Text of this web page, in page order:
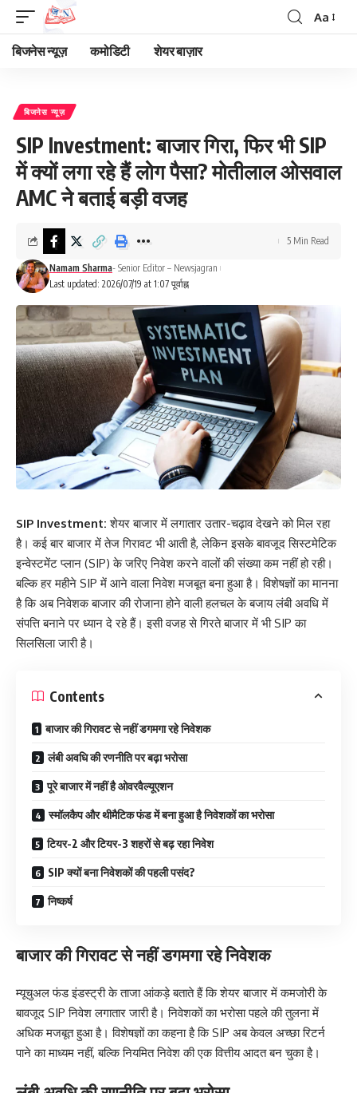
Font
Aa
बिजनेस न्यूज़ कमोडिटी शेयर बाज़ार
बिजनेस न्यूज़
SIP Investment: बाजार गिरा, फिर भी SIP
में क्यों लगा रहे हैं लोग पैसा? मोतीलाल ओसवाल
AMC ने बताई बड़ी वजह
Last updated: 2026/07/19 at 1:07 पूर्वाह्न
Namam Sharma- Senior Editor – Newsjagran
5 Min Read
SIP Investment: शेयर बाजार में लगातार उतार-चढ़ाव देखने को मिल रहा
है। कई बार बाजार में तेज गिरावट भी आती है, लेकिन इसके बावजूद सिस्टमेटिक
इन्वेस्टमेंट प्लान (SIP) के जरिए निवेश करने वालों की संख्या कम नहीं हो रही।
बल्कि हर महीने SIP में आने वाला निवेश मजबूत बना हुआ है। विशेषज्ञों का मानना
है कि अब निवेशक बाजार की रोजाना होने वाली हलचल के बजाय लंबी अवधि में
संपत्ति बनाने पर ध्यान दे रहे हैं। इसी वजह से गिरते बाजार में भी SIP का
सिलसिला जारी है।
Contents
बाजार की गिरावट से नहीं डगमगा रहे निवेशक
लंबी अवधि की रणनीति पर बढ़ा भरोसा
पूरे बाजार में नहीं है ओवरवैल्यूएशन
स्मॉलकैप और थीमैटिक फंड में बना हुआ है निवेशकों का भरोसा
टियर-2 और टियर-3 शहरों से बढ़ रहा निवेश
SIP क्यों बना निवेशकों की पहली पसंद?
निष्कर्ष
बाजार की गिरावट से नहीं डगमगा रहे निवेशक
म्यूचुअल फंड इंडस्ट्री के ताजा आंकड़े बताते हैं कि शेयर बाजार में कमजोरी के
बावजूद SIP निवेश लगातार जारी है। निवेशकों का भरोसा पहले की तुलना में
अधिक मजबूत हुआ है। विशेषज्ञों का कहना है कि SIP अब केवल अच्छा रिटर्न
पाने का माध्यम नहीं, बल्कि नियमित निवेश की एक वित्तीय आदत बन चुका है।